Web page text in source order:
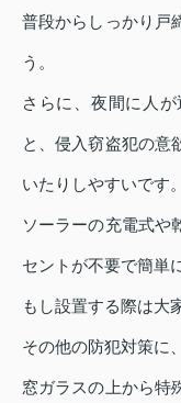
普段からしっかり戸
う。
さらに、夜間に人
と、侵入窃盗犯の意
いたりしやすいです。
ソーラーの充電式や
セントが不要で簡単
もし設置する際は大
その他の防犯対策に
窓ガラスの上から特